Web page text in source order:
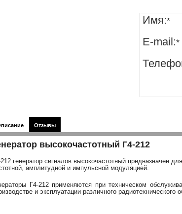
Имя:*
E-mail:*
Отзывы
высокочастотный Г4-212
212 генератор сигналов высокочастотный предназначен
амплитудной и импульсной модуляцией.
Г4-212 применяются при техническом
и эксплуатации различного радиотехнического